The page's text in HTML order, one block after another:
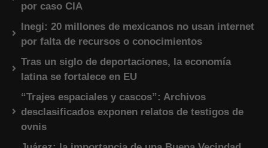
por caso CIA
Inegi: 20 millones de mexicanos no usan internet
por falta de recursos o conocimientos
Tras un siglo de deportaciones, la economía
latina se fortalece en EU
“Trajes espaciales y cascos”: Archivos
desclasificados exponen relatos de testigos de
ovnis